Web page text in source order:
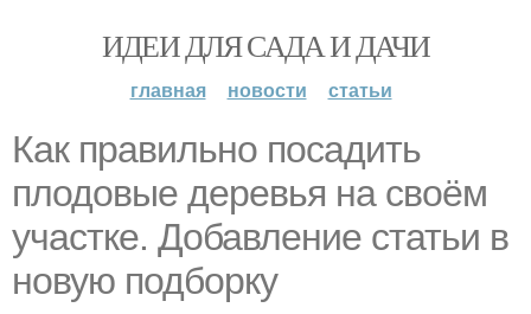
ИДЕИ ДЛЯ САДА И ДАЧИ
главная новости статьи
Как правильно посадить
плодовые деревья на своём
участке. Добавление статьи в
новую подборку